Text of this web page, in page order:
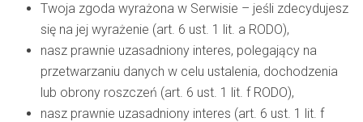
Twoja zgoda wyrażona w Serwisie – jeśli zdecydujesz
się na jej wyrażenie (art. 6 ust. 1 lit. a RODO),
nasz prawnie uzasadniony interes, polegający na
przetwarzaniu danych w celu ustalenia, dochodzenia
lub obrony roszczeń (art. 6 ust. 1 lit. f RODO),
nasz prawnie uzasadniony interes (art. 6 ust. 1 lit. f